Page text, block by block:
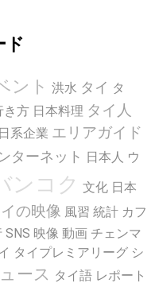
ド
ント 洪水 タイ タ
き方 日本料理 タイ人
日系企業 エリアガイド
ターネット 日本人 ウ
ンコク 文化 日本
の映像 風習 統計 カフ
SNS 映像 動画 チェンマ
タイプレミアリーグ シ
ース タイ語 レポート